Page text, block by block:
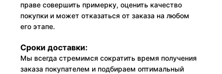
праве совершить примерку, оценить качество
покупки и может отказаться от заказа на любом
его этапе.
Сроки доставки:
Мы всегда стремимся сократить время получения
заказа покупателем и подбираем оптимальный